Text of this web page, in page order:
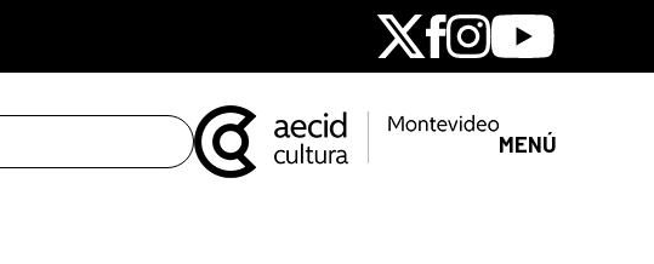
X Facebook
Instagram
Youtube
MENÚ